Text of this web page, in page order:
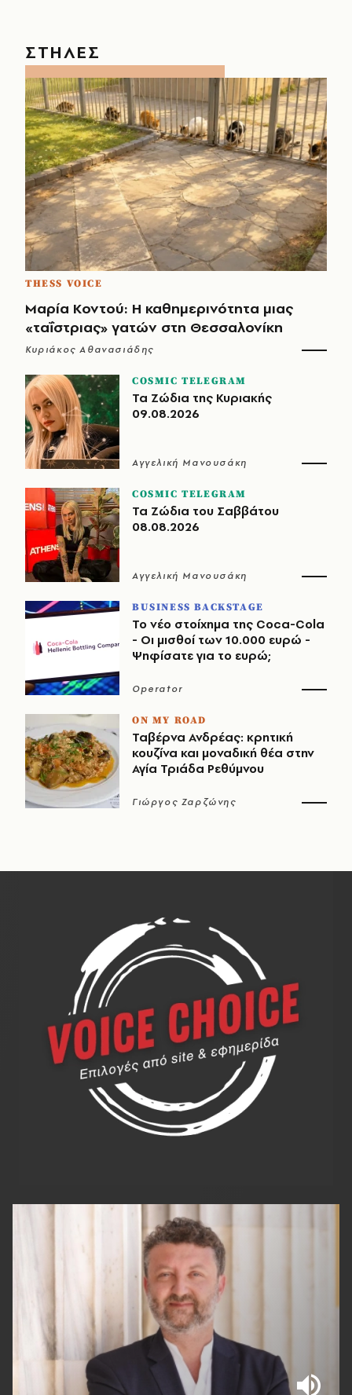
ΣΤΗΛΕΣ
THESS VOICE
Μαρία Κοντού: Η καθημερινότητα μιας
«ταΐστριας» γατών στη Θεσσαλονίκη
Κυριάκος Αθανασιάδης
COSMIC TELEGRAM
Τα Ζώδια της Κυριακής
09.08.2026
Αγγελική Μανουσάκη
COSMIC TELEGRAM
Τα Ζώδια του Σαββάτου
08.08.2026
Αγγελική Μανουσάκη
BUSINESS BACKSTAGE
Το νέο στοίχημα της Coca-Cola
- Οι μισθοί των 10.000 ευρώ -
Ψηφίσατε για το ευρώ;
Operator
ON MY ROAD
Ταβέρνα Ανδρέας: κρητική
κουζίνα και μοναδική θέα στην
Αγία Τριάδα Ρεθύμνου
Γιώργος Ζαρζώνης